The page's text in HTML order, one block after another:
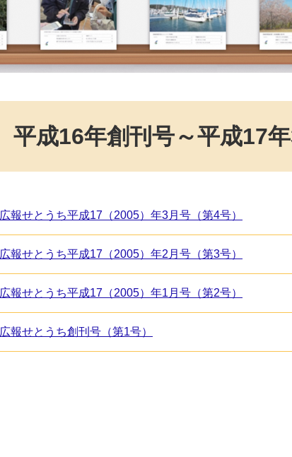
平成16年創刊号～平成17
広報せとうち平成17（2005）年3月号（第4号）
広報せとうち平成17（2005）年2月号（第3号）
広報せとうち平成17（2005）年1月号（第2号）
広報せとうち創刊号（第1号）